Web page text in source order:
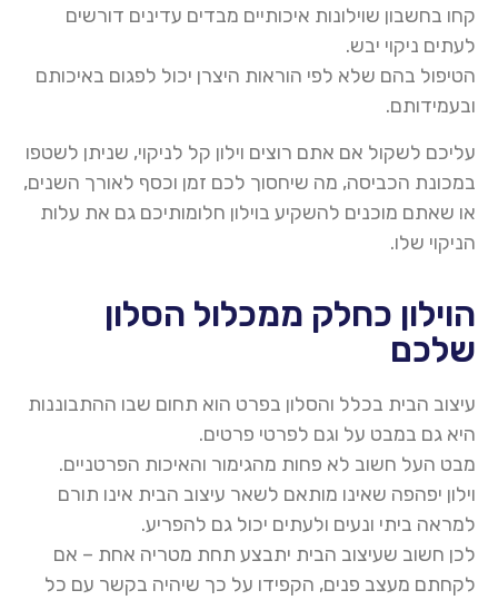
קחו בחשבון שוילונות איכותיים מבדים עדינים דורשים
לעתים ניקוי יבש.
הטיפול בהם שלא לפי הוראות היצרן יכול לפגום באיכותם
ובעמידותם.
עליכם לשקול אם אתם רוצים וילון קל לניקוי, שניתן לשטפו
במכונת הכביסה, מה שיחסוך לכם זמן וכסף לאורך השנים,
או שאתם מוכנים להשקיע בוילון חלומותיכם גם את עלות
הניקוי שלו.
הוילון כחלק ממכלול הסלון
שלכם
עיצוב הבית בכלל והסלון בפרט הוא תחום שבו ההתבוננות
היא גם במבט על וגם לפרטי פרטים.
מבט העל חשוב לא פחות מהגימור והאיכות הפרטניים.
וילון יפהפה שאינו מותאם לשאר עיצוב הבית אינו תורם
למראה ביתי ונעים ולעתים יכול גם להפריע.
לכן חשוב שעיצוב הבית יתבצע תחת מטריה אחת – אם
לקחתם מעצב פנים, הקפידו על כך שיהיה בקשר עם כל